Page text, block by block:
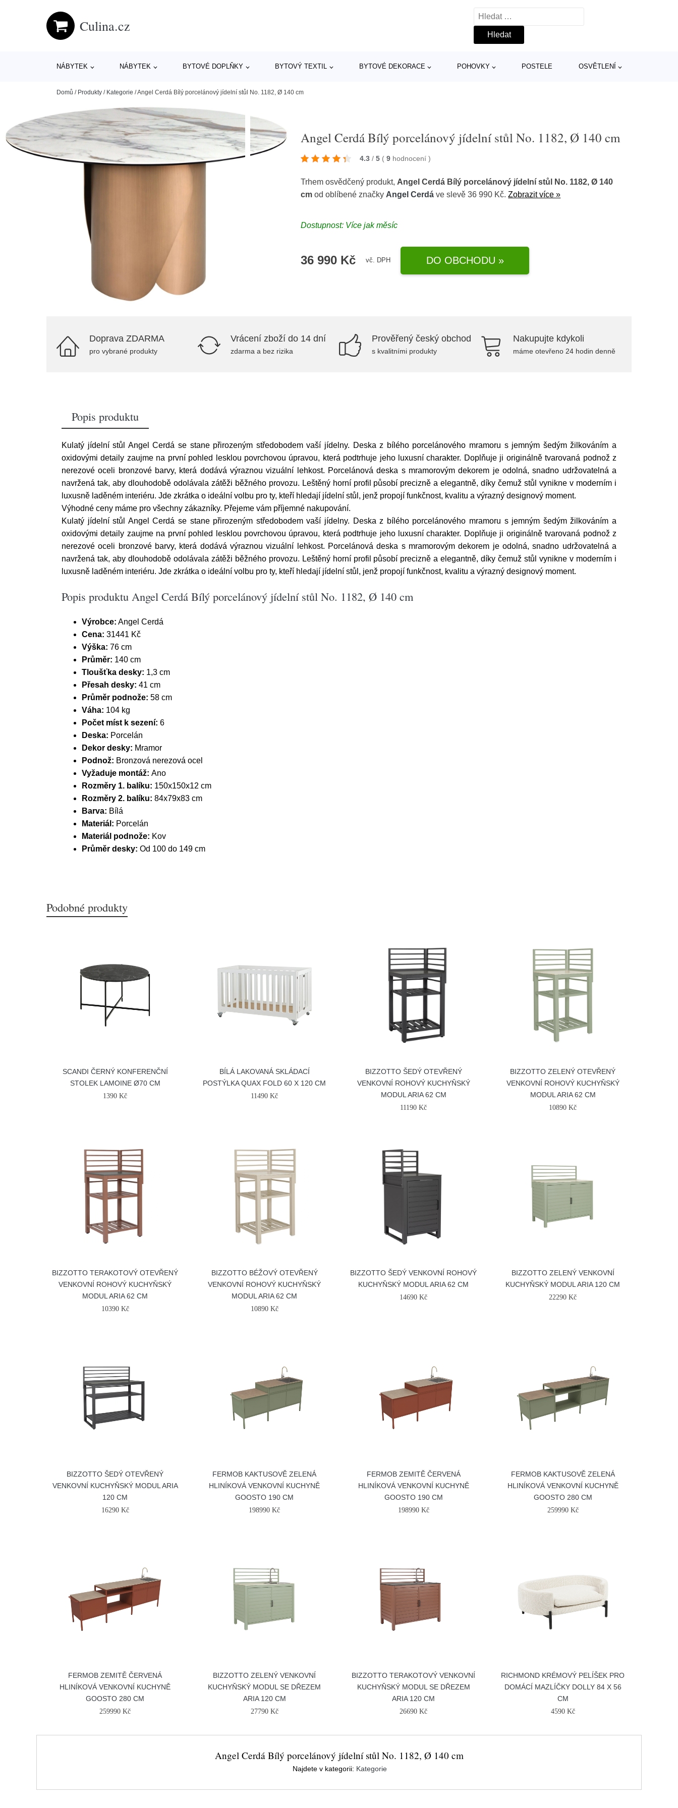
Culina.cz
Vyhledávání
NÁBYTEK NÁBYTEK BYTOVÉ DOPLŇKY BYTOVÝ TEXTIL BYTOVÉ DEKORACE POHOVKY POSTELE OSVĚTLENÍ
Domů / Produkty / Kategorie /Angel Cerdá Bílý porcelánový jídelní stůl No. 1182, Ø 140 cm
Angel Cerdá Bílý porcelánový jídelní stůl No. 1182, Ø 140 cm
4.3 / 5 ( 9 hodnocení)
Trhem osvědčený produkt, Angel Cerdá Bílý porcelánový jídelní stůl No. 1182, Ø 140
cm od oblíbené značky Angel Cerdá ve slevě 36 990 Kč.Zobrazit více »
Dostupnost: Více jak měsíc
36 990 Kč vč. DPH DO OBCHODU »
Doprava ZDARMA
pro vybrané produkty
Vrácení zboží do 14 dní
zdarma a bez rizika
Prověřený český obchod
s kvalitními produkty
Nakupujte kdykoli
máme otevřeno 24 hodin denně
Popis produktu
Kulatý jídelní stůl Angel Cerdá se stane přirozeným středobodem vaší jídelny. Deska z bílého porcelánového mramoru s jemným šedým žilkováním a
oxidovými detaily zaujme na první pohled lesklou povrchovou úpravou, která podtrhuje jeho luxusní charakter. Doplňuje ji originálně tvarovaná podnož z
nerezové oceli bronzové barvy, která dodává výraznou vizuální lehkost. Porcelánová deska s mramorovým dekorem je odolná, snadno udržovatelná a
navržená tak, aby dlouhodobě odolávala zátěži běžného provozu. Leštěný horní profil působí precizně a elegantně, díky čemuž stůl vynikne v moderním i
luxusně laděném interiéru. Jde zkrátka o ideální volbu pro ty, kteří hledají jídelní stůl, jenž propojí funkčnost, kvalitu a výrazný designový moment.
Výhodné ceny máme pro všechny zákazníky. Přejeme vám příjemné nakupování.
Kulatý jídelní stůl Angel Cerdá se stane přirozeným středobodem vaší jídelny. Deska z bílého porcelánového mramoru s jemným šedým žilkováním a
oxidovými detaily zaujme na první pohled lesklou povrchovou úpravou, která podtrhuje jeho luxusní charakter. Doplňuje ji originálně tvarovaná podnož z
nerezové oceli bronzové barvy, která dodává výraznou vizuální lehkost. Porcelánová deska s mramorovým dekorem je odolná, snadno udržovatelná a
navržená tak, aby dlouhodobě odolávala zátěži běžného provozu. Leštěný horní profil působí precizně a elegantně, díky čemuž stůl vynikne v moderním i
luxusně laděném interiéru. Jde zkrátka o ideální volbu pro ty, kteří hledají jídelní stůl, jenž propojí funkčnost, kvalitu a výrazný designový moment.
Popis produktu Angel Cerdá Bílý porcelánový jídelní stůl No. 1182, Ø 140 cm
Výrobce: Angel Cerdá
Cena: 31441 Kč
Výška: 76 cm
Průměr: 140 cm
Tloušťka desky: 1,3 cm
Přesah desky: 41 cm
Průměr podnože: 58 cm
Váha: 104 kg
Počet míst k sezení: 6
Deska: Porcelán
Dekor desky: Mramor
Podnož: Bronzová nerezová ocel
Vyžaduje montáž: Ano
Rozměry 1. balíku: 150x150x12 cm
Rozměry 2. balíku: 84x79x83 cm
Barva: Bílá
Materiál: Porcelán
Materiál podnože: Kov
Průměr desky: Od 100 do 149 cm
Podobné produkty
SCANDI ČERNÝ KONFERENČNÍ
STOLEK LAMOINE Ø70 CM
1390 Kč
BÍLÁ LAKOVANÁ SKLÁDACÍ
POSTÝLKA QUAX FOLD 60 X 120 CM
11490 Kč
BIZZOTTO ŠEDÝ OTEVŘENÝ
VENKOVNÍ ROHOVÝ KUCHYŇSKÝ
MODUL ARIA 62 CM
11190 Kč
BIZZOTTO ZELENÝ OTEVŘENÝ
VENKOVNÍ ROHOVÝ KUCHYŇSKÝ
MODUL ARIA 62 CM
10890 Kč
BIZZOTTO TERAKOTOVÝ OTEVŘENÝ
VENKOVNÍ ROHOVÝ KUCHYŇSKÝ
MODUL ARIA 62 CM
10390 Kč
BIZZOTTO BÉŽOVÝ OTEVŘENÝ
VENKOVNÍ ROHOVÝ KUCHYŇSKÝ
MODUL ARIA 62 CM
10890 Kč
BIZZOTTO ŠEDÝ VENKOVNÍ ROHOVÝ
KUCHYŇSKÝ MODUL ARIA 62 CM
14690 Kč
BIZZOTTO ZELENÝ VENKOVNÍ
KUCHYŇSKÝ MODUL ARIA 120 CM
22290 Kč
BIZZOTTO ŠEDÝ OTEVŘENÝ
VENKOVNÍ KUCHYŇSKÝ MODUL ARIA
120 CM
16290 Kč
FERMOB KAKTUSOVĚ ZELENÁ
HLINÍKOVÁ VENKOVNÍ KUCHYNĚ
GOOSTO 190 CM
198990 Kč
FERMOB ZEMITĚ ČERVENÁ
HLINÍKOVÁ VENKOVNÍ KUCHYNĚ
GOOSTO 190 CM
198990 Kč
FERMOB KAKTUSOVĚ ZELENÁ
HLINÍKOVÁ VENKOVNÍ KUCHYNĚ
GOOSTO 280 CM
259990 Kč
FERMOB ZEMITĚ ČERVENÁ
HLINÍKOVÁ VENKOVNÍ KUCHYNĚ
GOOSTO 280 CM
259990 Kč
BIZZOTTO ZELENÝ VENKOVNÍ
KUCHYŇSKÝ MODUL SE DŘEZEM
ARIA 120 CM
27790 Kč
BIZZOTTO TERAKOTOVÝ VENKOVNÍ
KUCHYŇSKÝ MODUL SE DŘEZEM
ARIA 120 CM
26690 Kč
RICHMOND KRÉMOVÝ PELÍŠEK PRO
DOMÁCÍ MAZLÍČKY DOLLY 84 X 56
CM
4590 Kč
Angel Cerdá Bílý porcelánový jídelní stůl No. 1182, Ø 140 cm
Najdete v kategorii: Kategorie